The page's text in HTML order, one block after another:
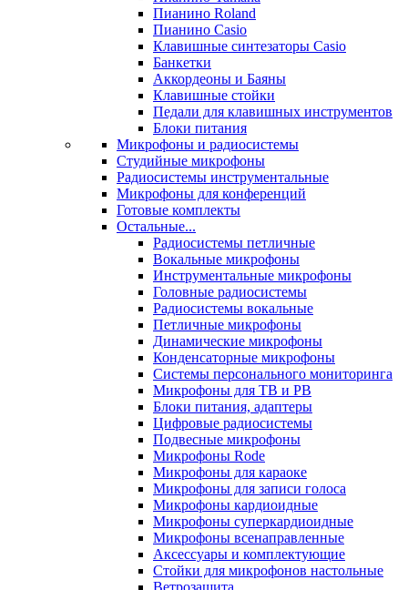
Пианино Roland
Пианино Casio
Клавишные синтезаторы Casio
Банкетки
Аккордеоны и Баяны
Клавишные стойки
Педали для клавишных инструментов
Блоки питания
Микрофоны и радиосистемы
Студийные микрофоны
Радиосистемы инструментальные
Микрофоны для конференций
Готовые комплекты
Остальные...
Радиосистемы петличные
Вокальные микрофоны
Инструментальные микрофоны
Головные радиосистемы
Радиосистемы вокальные
Петличные микрофоны
Динамические микрофоны
Конденсаторные микрофоны
Системы персонального мониторинга
Микрофоны для ТВ и РВ
Блоки питания, адаптеры
Цифровые радиосистемы
Подвесные микрофоны
Микрофоны Rode
Микрофоны для караоке
Микрофоны для записи голоса
Микрофоны кардиоидные
Микрофоны суперкардиоидные
Микрофоны всенаправленные
Аксессуары и комплектующие
Стойки для микрофонов настольные
Ветрозащита